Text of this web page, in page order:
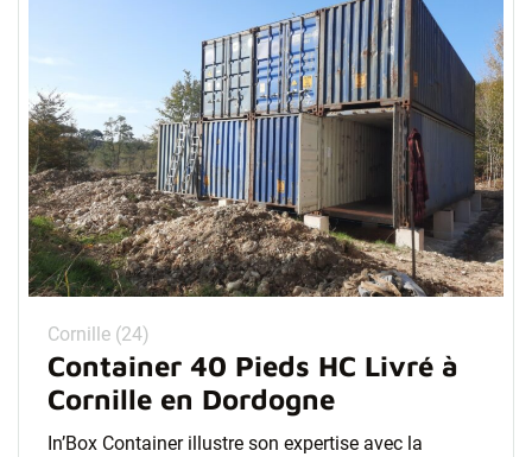
Cornille (24)
Container 40 Pieds HC Livré à
Cornille en Dordogne
In’Box Container illustre son expertise avec la